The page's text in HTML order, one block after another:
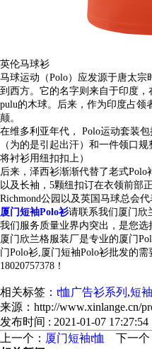
英伦马球衫
马球运动（Polo）应发源于唐太
到西方。它的名字则来自于印度
pulu的木球。后来，作为印度占领
颠。
在维多利亚年代， Polo运动套装
（为的是引起出汗）和一件领口规
将衬衫用纽扣扣上）
后来，泽西衫渐渐代替了老式
以及长袖，5颗纽扣订在衣领前部
Richmond公园以及英国马球总会代
厦门短袖Polo衫请联系我们厦门欣
我们服务质量业界内突出，是您选
厦门欣兰格服装厂是专业的厦门
门Polo衫,厦门短袖Polo衫批发的需
18020757378！
相关标签： t恤广告衫系列 ,短
来源：http://www.xinlange.cn/
发布时间 : 2021-01-07 17:27:54
上一个： 厦门短袖t恤 下一个